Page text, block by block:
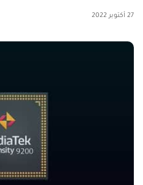
27 أكتوبر 2022